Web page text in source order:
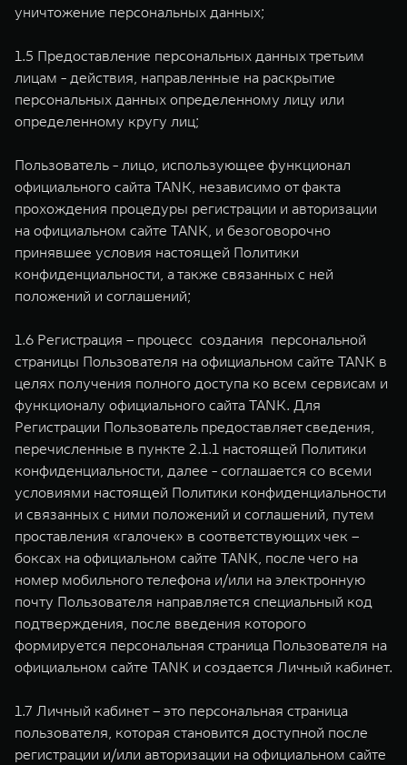
уничтожение персональных данных;
1.5 Предоставление персональных данных третьим
лицам - действия, направленные на раскрытие
персональных данных определенному лицу или
определенному кругу лиц;
Пользователь - лицо, использующее функционал
официального сайта TANK, независимо от факта
прохождения процедуры регистрации и авторизации
на официальном сайте TANK, и безоговорочно
принявшее условия настоящей Политики
конфиденциальности, а также связанных с ней
положений и соглашений;
1.6 Регистрация – процесс создания персональной
страницы Пользователя на официальном сайте TANK в
целях получения полного доступа ко всем сервисам и
функционалу официального сайта TANK. Для
Регистрации Пользователь предоставляет сведения,
перечисленные в пункте 2.1.1 настоящей Политики
конфиденциальности, далее - соглашается со всеми
условиями настоящей Политики конфиденциальности
и связанных с ними положений и соглашений, путем
проставления «галочек» в соответствующих чек –
боксах на официальном сайте TANK, после чего на
номер мобильного телефона и/или на электронную
почту Пользователя направляется специальный код
подтверждения, после введения которого
формируется персональная страница Пользователя на
официальном сайте TANK и создается Личный кабинет.
1.7 Личный кабинет – это персональная страница
пользователя, которая становится доступной после
регистрации и/или авторизации на официальном сайте